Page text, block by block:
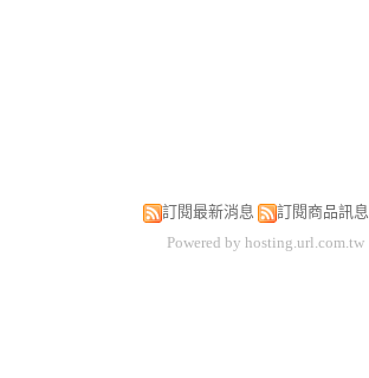
訂閱最新消息
訂閱商品訊息
Powered by hosting.url.com.tw